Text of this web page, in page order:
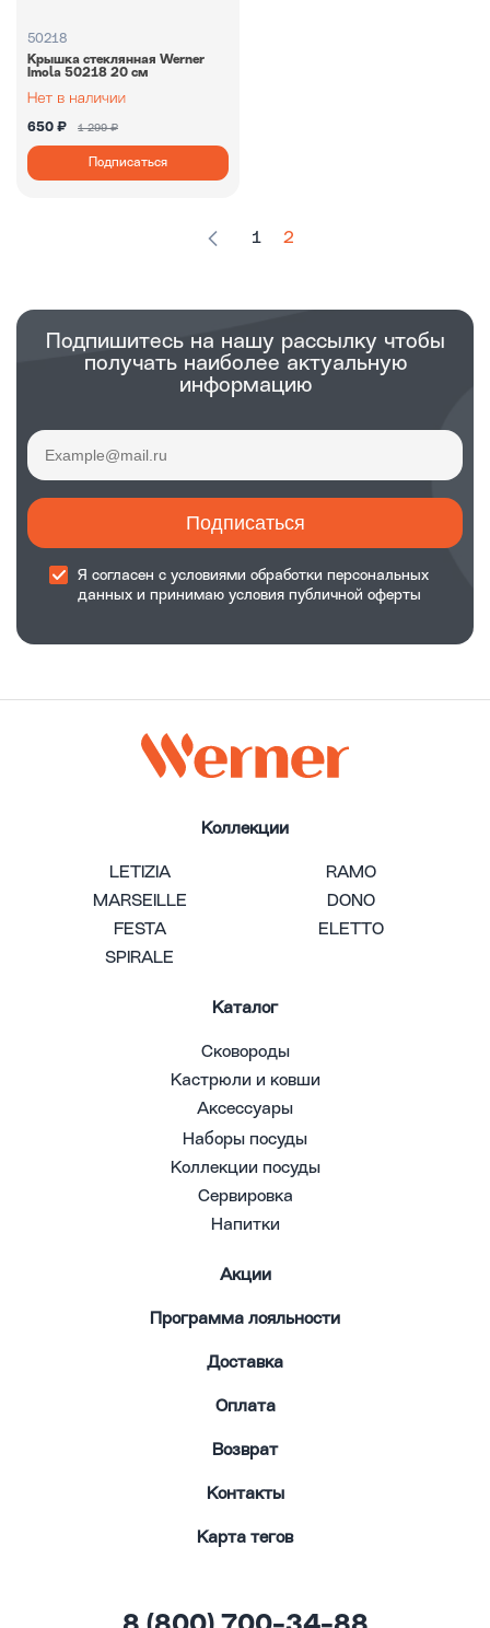
50218
Крышка стеклянная Werner
Imola 50218 20 см
650 ₽ 1 299 ₽
Подписаться
1 2
Подпишитесь на нашу рассылку чтобы
получать наиболее актуальную
информацию
Подписаться
Я согласен с условиями обработки персональных
данных и принимаю условия публичной оферты
Коллекции
LETIZIA
RAMO
MARSEILLE
DONO
FESTA
ELETTO
SPIRALE
Каталог
Сковороды
Кастрюли и ковши
Аксессуары
Наборы посуды
Коллекции посуды
Сервировка
Напитки
Акции
Программа лояльности
Доставка
Оплата
Возврат
Контакты
Карта тегов